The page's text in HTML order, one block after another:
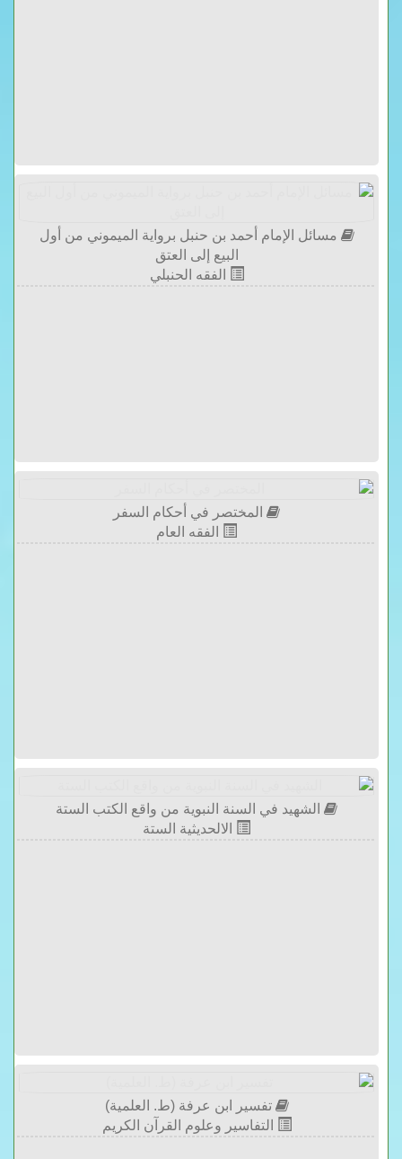
مسائل الإمام أحمد بن حنبل برواية الميموني من أول
البيع إلى العتق
الفقه الحنبلي
المختصر في أحكام السفر
الفقه العام
الشهيد في السنة النبوية من واقع الكتب الستة
الالحديثية الستة
تفسير ابن عرفة (ط. العلمية)
التفاسير وعلوم القرآن الكريم